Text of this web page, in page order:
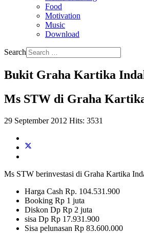
Food
Motivation
Music
Download
Search
Bukit Graha Kartika
Ms STW di Graha
29 September 2012 Hits: 3531
Ms STW berinvestasi di Graha Kartika
Harga Cash Rp. 104.531.900
Booking Rp 1 juta
Diskon Dp Rp 2 juta
sisa Dp Rp 17.931.900
Sisa pelunasan Rp 83.600.000